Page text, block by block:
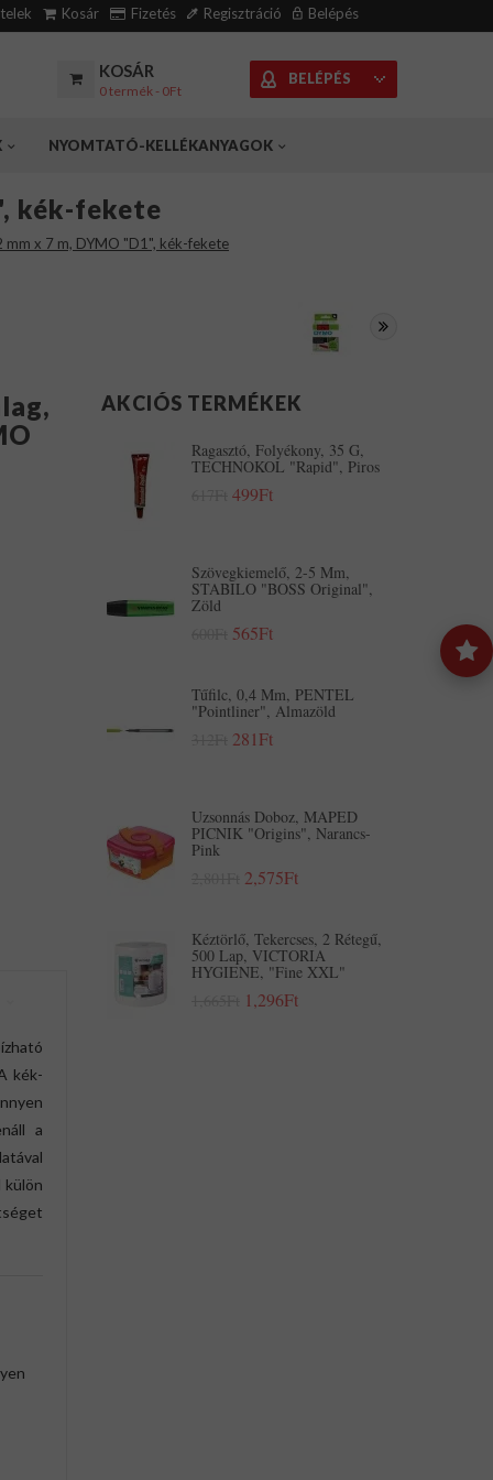
Kosár Fizetés Regisztráció Belépés
KOSÁR
0 termék - 0Ft
BELÉPÉS
NYOMTATÓ-KELLÉKANYAGOK
kék-fekete
mm x 7 m, DYMO "D1", kék-fekete
kék-
a
külön
AKCIÓS TERMÉKEK
Ragasztó, Folyékony, 35 G,
TECHNOKOL "Rapid", Piros
499Ft
Szövegkiemelő, 2-5 Mm,
STABILO "BOSS Original",
Zöld
565Ft
Tűfilc, 0,4 Mm, PENTEL
"Pointliner", Almazöld
281Ft
Uzsonnás Doboz, MAPED
PICNIK "Origins", Narancs-
Pink
2,575Ft
Kéztörlő, Tekercses, 2 Rétegű,
500 Lap, VICTORIA
HYGIENE, "Fine XXL"
1,296Ft